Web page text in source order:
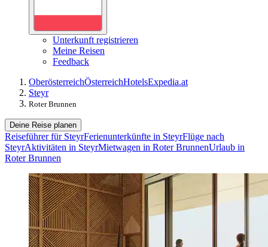
Unterkunft registrieren
Meine Reisen
Feedback
OberösterreichÖsterreichHotelsExpedia.at
Steyr
Roter Brunnen
Deine Reise planen
Reiseführer für SteyrFerienunterkünfte in SteyrFlüge nach
SteyrAktivitäten in SteyrMietwagen in Roter BrunnenUrlaub in
Roter Brunnen